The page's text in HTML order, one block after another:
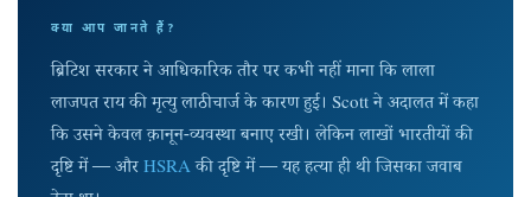
क्या आप जानते हैं?
ब्रिटिश सरकार ने आधिकारिक तौर पर कभी नहीं माना कि लाला
लाजपत राय की मृत्यु लाठीचार्ज के कारण हुई। Scott ने अदालत में कहा
कि उसने केवल क़ानून-व्यवस्था बनाए रखी। लेकिन लाखों भारतीयों की
दृष्टि में — औरHSRAकी दृष्टि में — यह हत्या ही थी जिसका जवाब